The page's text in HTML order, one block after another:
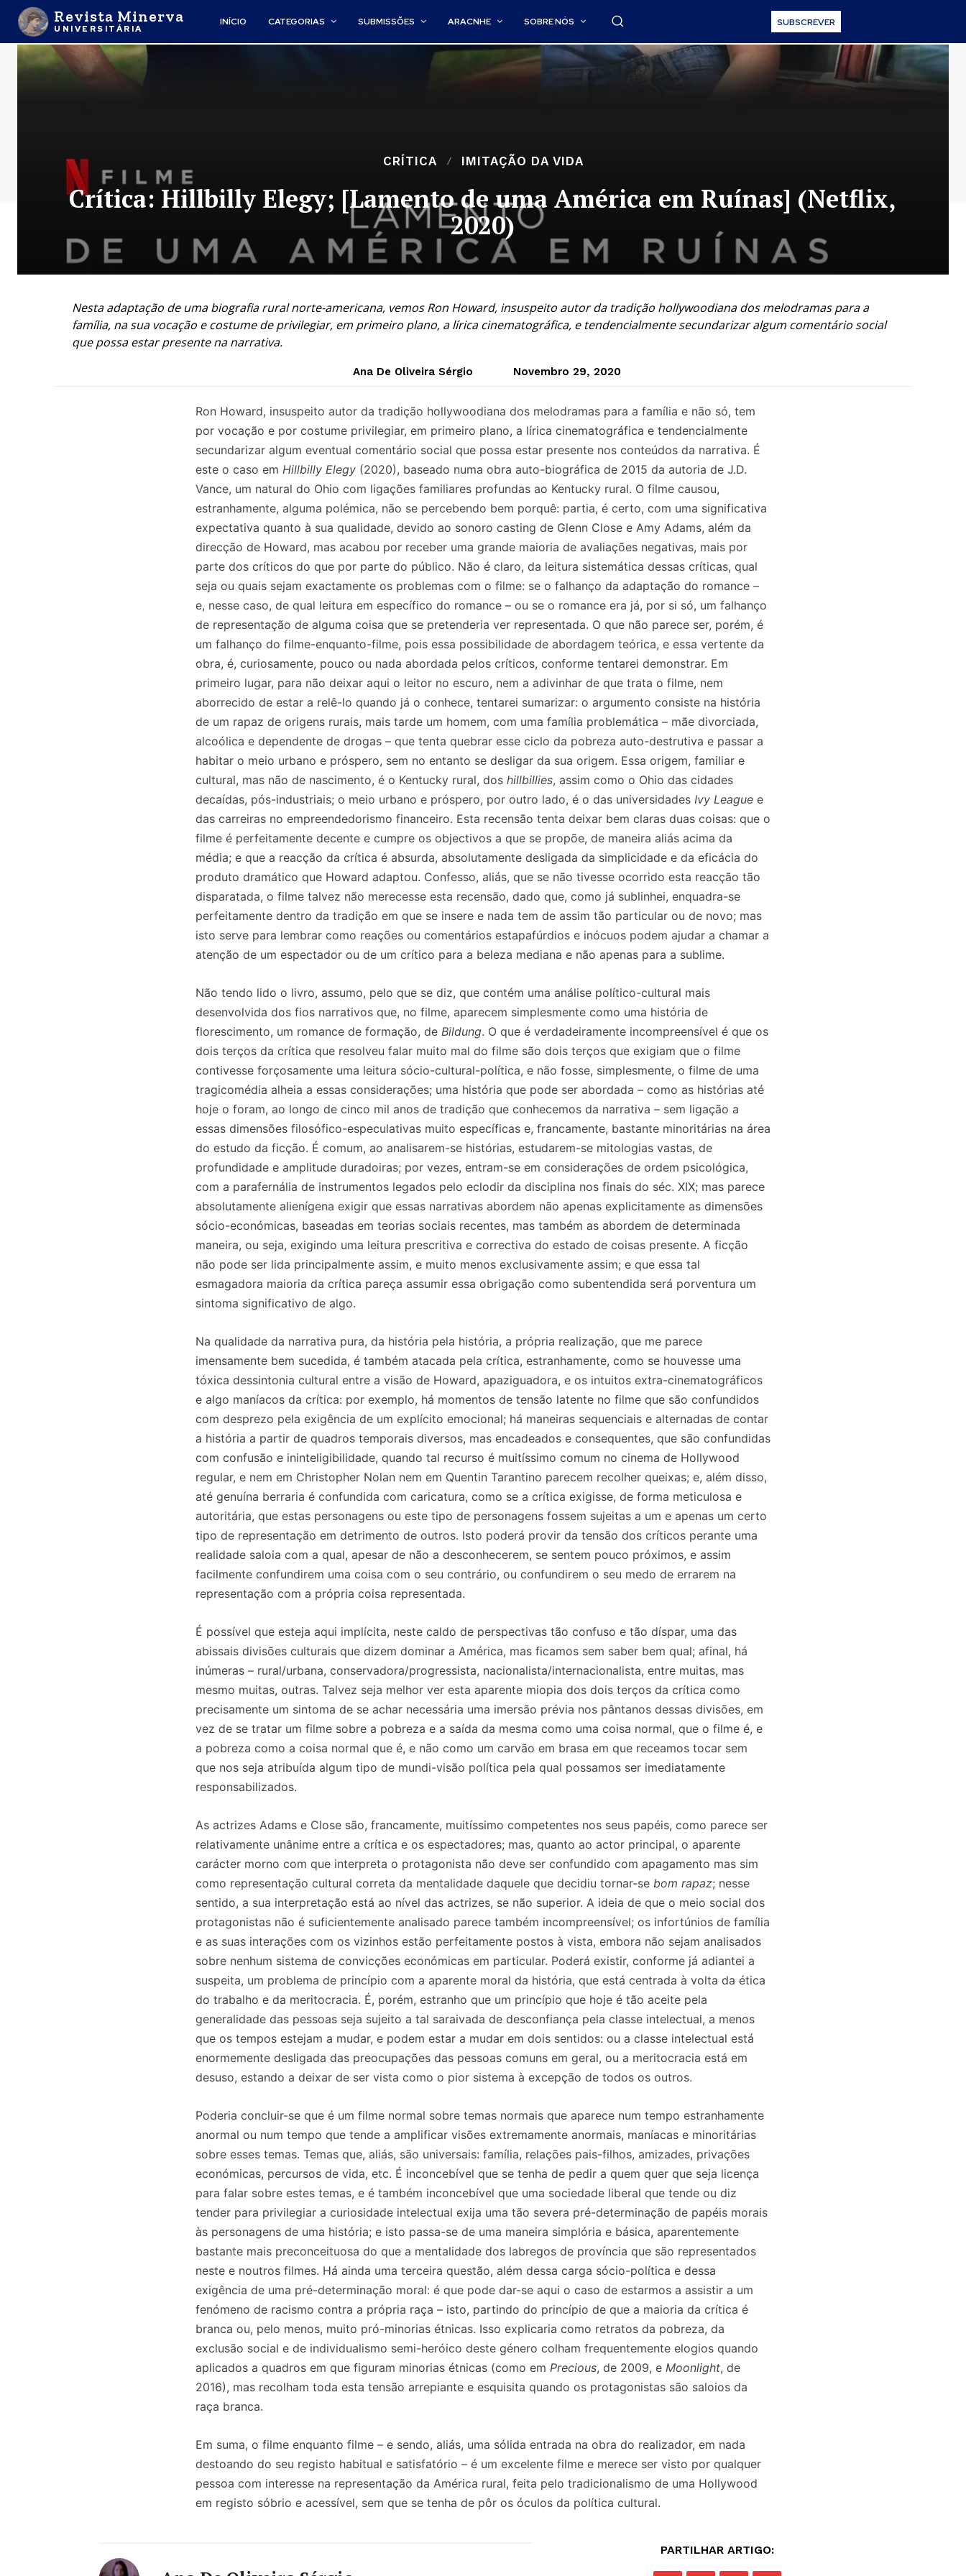
Registe-se na nossa lista de correio e receba mensalmente no seu email os artigos do mês
transacto, ilustrações e novidades. Insira o seu endereço de email e clique para subscrever:
Registe-se na nossa lista de correio e receba mensalmente no seu email os artigos do mês
transacto, ilustrações e novidades. Insira o seu endereço de email e clique para subscrever:
Revista Minerva
UNIVERSITÁRIA
INÍCIO CATEGORIAS SUBMISSÕES ARACNHE SOBRE NÓS SUBSCREVER
CRÍTICA IMITAÇÃO DA VIDA
Crítica: Hillbilly Elegy; [Lamento de uma América em Ruínas] (Netflix,
2020)
Nesta adaptação de uma biografia rural norte-americana, vemos Ron Howard, insuspeito autor da tradição hollywoodiana dos melodramas para a
família, na sua vocação e costume de privilegiar, em primeiro plano, a lírica cinematográfica, e tendencialmente secundarizar algum comentário social
que possa estar presente na narrativa.
Ana De Oliveira Sérgio Novembro 29, 2020
Ron Howard, insuspeito autor da tradição hollywoodiana dos melodramas para a família e não só, tem
por vocação e por costume privilegiar, em primeiro plano, a lírica cinematográfica e tendencialmente
secundarizar algum eventual comentário social que possa estar presente nos conteúdos da narrativa. É
este o caso em Hillbilly Elegy (2020), baseado numa obra auto-biográfica de 2015 da autoria de J.D.
Vance, um natural do Ohio com ligações familiares profundas ao Kentucky rural. O filme causou,
estranhamente, alguma polémica, não se percebendo bem porquê: partia, é certo, com uma significativa
expectativa quanto à sua qualidade, devido ao sonoro casting de Glenn Close e Amy Adams, além da
direcção de Howard, mas acabou por receber uma grande maioria de avaliações negativas, mais por
parte dos críticos do que por parte do público. Não é claro, da leitura sistemática dessas críticas, qual
seja ou quais sejam exactamente os problemas com o filme: se o falhanço da adaptação do romance –
e, nesse caso, de qual leitura em específico do romance – ou se o romance era já, por si só, um falhanço
de representação de alguma coisa que se pretenderia ver representada. O que não parece ser, porém, é
um falhanço do filme-enquanto-filme, pois essa possibilidade de abordagem teórica, e essa vertente da
obra, é, curiosamente, pouco ou nada abordada pelos críticos, conforme tentarei demonstrar. Em
primeiro lugar, para não deixar aqui o leitor no escuro, nem a adivinhar de que trata o filme, nem
aborrecido de estar a relê-lo quando já o conhece, tentarei sumarizar: o argumento consiste na história
de um rapaz de origens rurais, mais tarde um homem, com uma família problemática – mãe divorciada,
alcoólica e dependente de drogas – que tenta quebrar esse ciclo da pobreza auto-destrutiva e passar a
habitar o meio urbano e próspero, sem no entanto se desligar da sua origem. Essa origem, familiar e
cultural, mas não de nascimento, é o Kentucky rural, dos hillbillies, assim como o Ohio das cidades
decaídas, pós-industriais; o meio urbano e próspero, por outro lado, é o das universidades Ivy League e
das carreiras no empreendedorismo financeiro. Esta recensão tenta deixar bem claras duas coisas: que o
filme é perfeitamente decente e cumpre os objectivos a que se propõe, de maneira aliás acima da
média; e que a reacção da crítica é absurda, absolutamente desligada da simplicidade e da eficácia do
produto dramático que Howard adaptou. Confesso, aliás, que se não tivesse ocorrido esta reacção tão
disparatada, o filme talvez não merecesse esta recensão, dado que, como já sublinhei, enquadra-se
perfeitamente dentro da tradição em que se insere e nada tem de assim tão particular ou de novo; mas
isto serve para lembrar como reações ou comentários estapafúrdios e inócuos podem ajudar a chamar a
atenção de um espectador ou de um crítico para a beleza mediana e não apenas para a sublime.
Não tendo lido o livro, assumo, pelo que se diz, que contém uma análise político-cultural mais
desenvolvida dos fios narrativos que, no filme, aparecem simplesmente como uma história de
florescimento, um romance de formação, de Bildung. O que é verdadeiramente incompreensível é que os
dois terços da crítica que resolveu falar muito mal do filme são dois terços que exigiam que o filme
contivesse forçosamente uma leitura sócio-cultural-política, e não fosse, simplesmente, o filme de uma
tragicomédia alheia a essas considerações; uma história que pode ser abordada – como as histórias até
hoje o foram, ao longo de cinco mil anos de tradição que conhecemos da narrativa – sem ligação a
essas dimensões filosófico-especulativas muito específicas e, francamente, bastante minoritárias na área
do estudo da ficção. É comum, ao analisarem-se histórias, estudarem-se mitologias vastas, de
profundidade e amplitude duradoiras; por vezes, entram-se em considerações de ordem psicológica,
com a parafernália de instrumentos legados pelo eclodir da disciplina nos finais do séc. XIX; mas parece
absolutamente alienígena exigir que essas narrativas abordem não apenas explicitamente as dimensões
sócio-económicas, baseadas em teorias sociais recentes, mas também as abordem de determinada
maneira, ou seja, exigindo uma leitura prescritiva e correctiva do estado de coisas presente. A ficção
não pode ser lida principalmente assim, e muito menos exclusivamente assim; e que essa tal
esmagadora maioria da crítica pareça assumir essa obrigação como subentendida será porventura um
sintoma significativo de algo.
Na qualidade da narrativa pura, da história pela história, a própria realização, que me parece
imensamente bem sucedida, é também atacada pela crítica, estranhamente, como se houvesse uma
tóxica dessintonia cultural entre a visão de Howard, apaziguadora, e os intuitos extra-cinematográficos
e algo maníacos da crítica: por exemplo, há momentos de tensão latente no filme que são confundidos
com desprezo pela exigência de um explícito emocional; há maneiras sequenciais e alternadas de contar
a história a partir de quadros temporais diversos, mas encadeados e consequentes, que são confundidas
com confusão e ininteligibilidade, quando tal recurso é muitíssimo comum no cinema de Hollywood
regular, e nem em Christopher Nolan nem em Quentin Tarantino parecem recolher queixas; e, além disso,
até genuína berraria é confundida com caricatura, como se a crítica exigisse, de forma meticulosa e
autoritária, que estas personagens ou este tipo de personagens fossem sujeitas a um e apenas um certo
tipo de representação em detrimento de outros. Isto poderá provir da tensão dos críticos perante uma
realidade saloia com a qual, apesar de não a desconhecerem, se sentem pouco próximos, e assim
facilmente confundirem uma coisa com o seu contrário, ou confundirem o seu medo de errarem na
representação com a própria coisa representada.
É possível que esteja aqui implícita, neste caldo de perspectivas tão confuso e tão díspar, uma das
abissais divisões culturais que dizem dominar a América, mas ficamos sem saber bem qual; afinal, há
inúmeras – rural/urbana, conservadora/progressista, nacionalista/internacionalista, entre muitas, mas
mesmo muitas, outras. Talvez seja melhor ver esta aparente miopia dos dois terços da crítica como
precisamente um sintoma de se achar necessária uma imersão prévia nos pântanos dessas divisões, em
vez de se tratar um filme sobre a pobreza e a saída da mesma como uma coisa normal, que o filme é, e
a pobreza como a coisa normal que é, e não como um carvão em brasa em que receamos tocar sem
que nos seja atribuída algum tipo de mundi-visão política pela qual possamos ser imediatamente
responsabilizados.
As actrizes Adams e Close são, francamente, muitíssimo competentes nos seus papéis, como parece ser
relativamente unânime entre a crítica e os espectadores; mas, quanto ao actor principal, o aparente
carácter morno com que interpreta o protagonista não deve ser confundido com apagamento mas sim
como representação cultural correta da mentalidade daquele que decidiu tornar-se bom rapaz; nesse
sentido, a sua interpretação está ao nível das actrizes, se não superior. A ideia de que o meio social dos
protagonistas não é suficientemente analisado parece também incompreensível; os infortúnios de família
e as suas interações com os vizinhos estão perfeitamente postos à vista, embora não sejam analisados
sobre nenhum sistema de convicções económicas em particular. Poderá existir, conforme já adiantei a
suspeita, um problema de princípio com a aparente moral da história, que está centrada à volta da ética
do trabalho e da meritocracia. É, porém, estranho que um princípio que hoje é tão aceite pela
generalidade das pessoas seja sujeito a tal saraivada de desconfiança pela classe intelectual, a menos
que os tempos estejam a mudar, e podem estar a mudar em dois sentidos: ou a classe intelectual está
enormemente desligada das preocupações das pessoas comuns em geral, ou a meritocracia está em
desuso, estando a deixar de ser vista como o pior sistema à excepção de todos os outros.
Poderia concluir-se que é um filme normal sobre temas normais que aparece num tempo estranhamente
anormal ou num tempo que tende a amplificar visões extremamente anormais, maníacas e minoritárias
sobre esses temas. Temas que, aliás, são universais: família, relações pais-filhos, amizades, privações
económicas, percursos de vida, etc. É inconcebível que se tenha de pedir a quem quer que seja licença
para falar sobre estes temas, e é também inconcebível que uma sociedade liberal que tende ou diz
tender para privilegiar a curiosidade intelectual exija uma tão severa pré-determinação de papéis morais
às personagens de uma história; e isto passa-se de uma maneira simplória e básica, aparentemente
bastante mais preconceituosa do que a mentalidade dos labregos de província que são representados
neste e noutros filmes. Há ainda uma terceira questão, além dessa carga sócio-política e dessa
exigência de uma pré-determinação moral: é que pode dar-se aqui o caso de estarmos a assistir a um
fenómeno de racismo contra a própria raça – isto, partindo do princípio de que a maioria da crítica é
branca ou, pelo menos, muito pró-minorias étnicas. Isso explicaria como retratos da pobreza, da
exclusão social e de individualismo semi-heróico deste género colham frequentemente elogios quando
aplicados a quadros em que figuram minorias étnicas (como em Precious, de 2009, e Moonlight, de
2016), mas recolham toda esta tensão arrepiante e esquisita quando os protagonistas são saloios da
raça branca.
Em suma, o filme enquanto filme – e sendo, aliás, uma sólida entrada na obra do realizador, em nada
destoando do seu registo habitual e satisfatório – é um excelente filme e merece ser visto por qualquer
pessoa com interesse na representação da América rural, feita pelo tradicionalismo de uma Hollywood
em registo sóbrio e acessível, sem que se tenha de pôr os óculos da política cultural.
PARTILHAR ARTIGO: